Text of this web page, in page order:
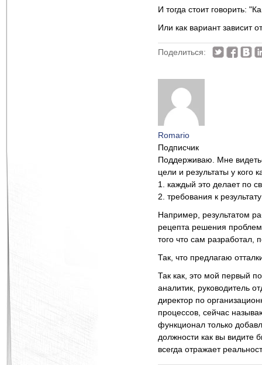
И тогда стоит говорить:
Или как вариант зависит
Поделиться:
Romario
Подписчик
Поддерживаю. Мне
цели и результаты у кого
1. каждый это делает по
2. требования к
Например, результатом
рецепта решения
того что сам разработал,
Так, что предлагаю
Так как, это мой первый
аналитик, руководитель
директор по
процессов, сейчас
функционал только
должности как вы видите
всегда отражает